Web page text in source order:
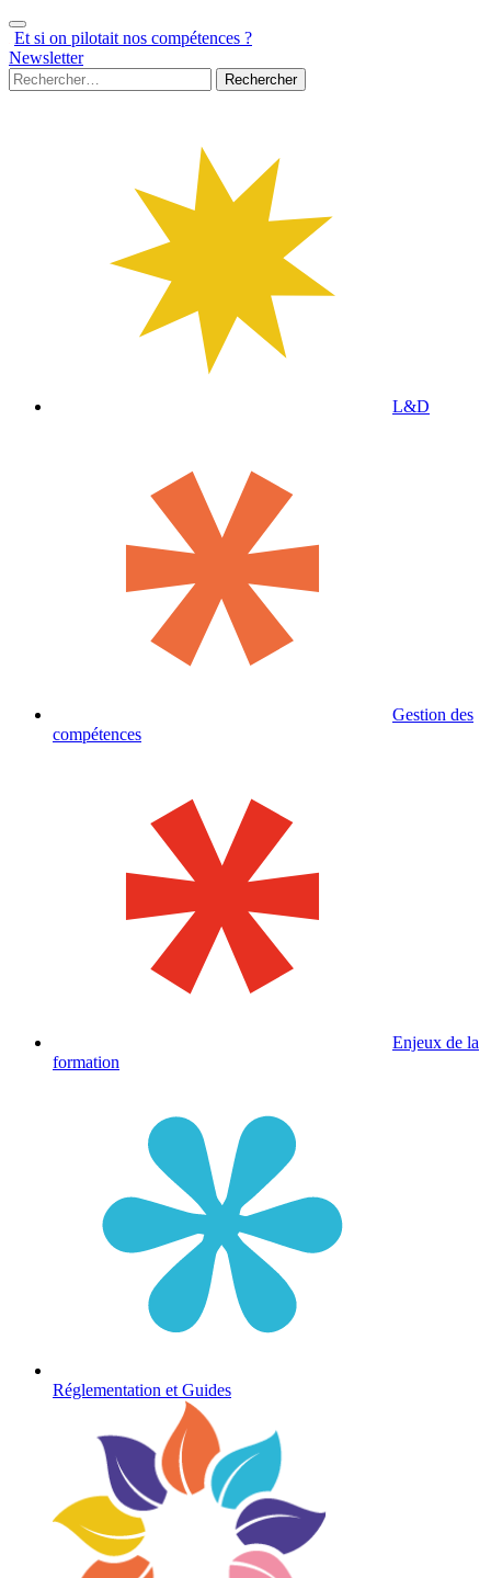
Aller
au
contenu
Et si on pilotait nos compétences ?
Newsletter
Rechercher :
L&D
Gestion des
compétences
Enjeux de la
formation
Réglementation et Guides